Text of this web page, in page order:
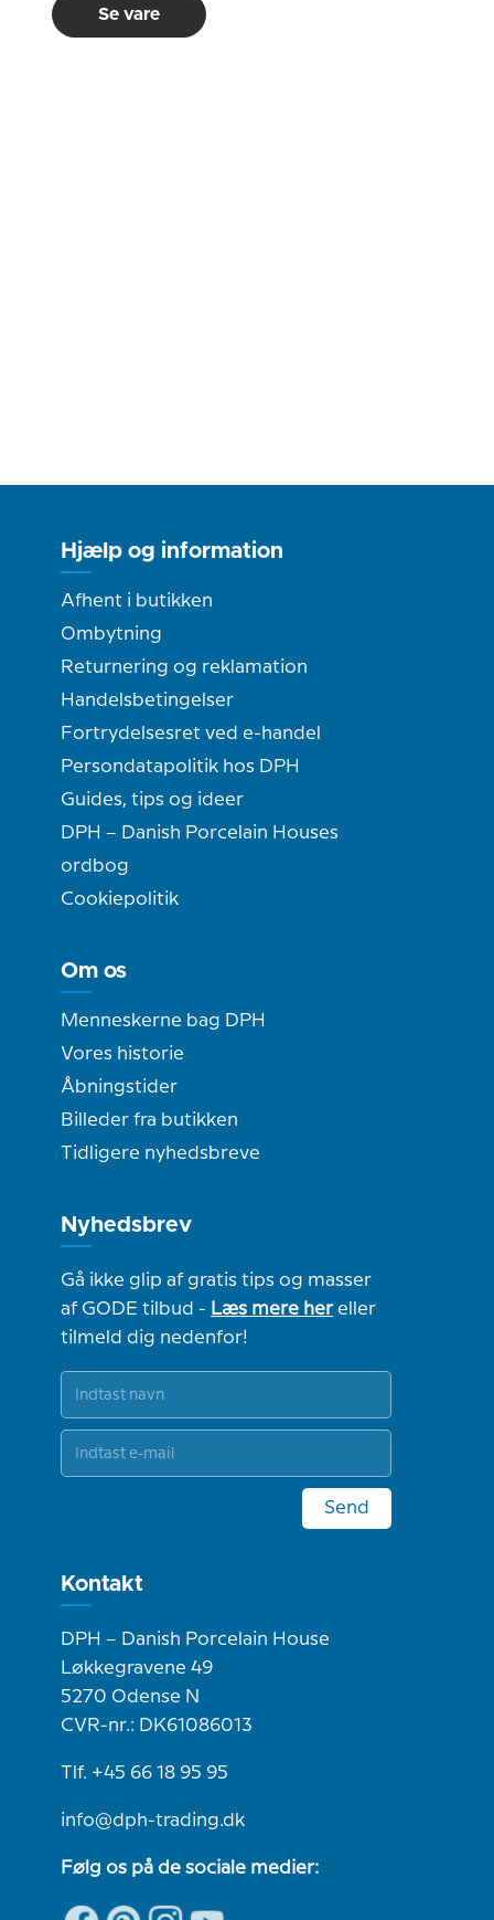
Se vare
Hjælp og information
Afhent i butikken
Ombytning
Returnering og reklamation
Handelsbetingelser
Fortrydelsesret ved e-handel
Persondatapolitik hos DPH
Guides, tips og ideer
DPH – Danish Porcelain Houses
ordbog
Cookiepolitik
Om os
Menneskerne bag DPH
Vores historie
Åbningstider
Billeder fra butikken
Tidligere nyhedsbreve
Nyhedsbrev
Gå ikke glip af gratis tips og masser
af GODE tilbud - Læs mere hereller
tilmeld dig nedenfor!
Send
Kontakt
DPH – Danish Porcelain House
Løkkegravene 49
5270 Odense N
CVR-nr.: DK61086013
Tlf. +45 66 18 95 95
info@dph-trading.dk
Følg os på de sociale medier: